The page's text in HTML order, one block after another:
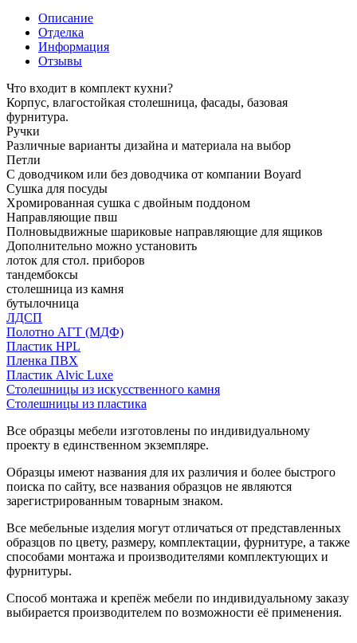
Описание
Отделка
Информация
Отзывы
Что входит в комплект кухни?
Корпус, влагостойкая столешница, фасады, базовая
фурнитура.
Ручки
Различные варианты дизайна и материала на выбор
Петли
С доводчиком или без доводчика от компании Boyard
Сушка для посуды
Хромированная сушка с двойным поддоном
Направляющие пвш
Полновыдвижные шариковые направляющие для ящиков
Дополнительно можно установить
лоток для стол. приборов
тандембоксы
столешница из камня
бутылочница
ЛДСП
Полотно АГТ (МДФ)
Пластик HPL
Пленка ПВХ
Пластик Alvic Luxe
Столешницы из искусственного камня
Столешницы из пластика
Все образцы мебели изготовлены по индивидуальному
проекту в единственном экземпляре.
Образцы имеют названия для их различия и более быстрого
поиска по сайту, все названия образцов не являются
зарегистрированным товарным знаком.
Все мебельные изделия могут отличаться от представленных
образцов по цвету, размеру, комплектации, фурнитуре, а также
способами монтажа и производителями комплектующих и
фурнитуры.
Способ монтажа и крепёж мебели по индивидуальному заказу
выбирается производителем по возможности её применения.